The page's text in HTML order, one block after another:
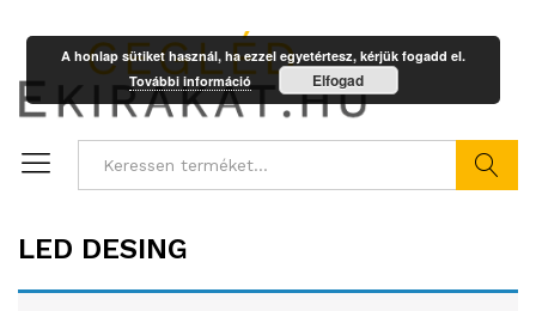
LED DESING
A honlap sütiket használ, ha ezzel egyetértesz, kérjük fogadd el.
További információ
Elfogad